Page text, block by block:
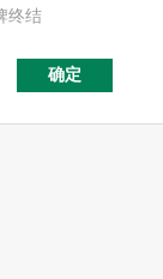
终结
确定